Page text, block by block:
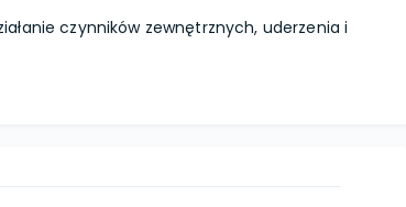
czynników zewnętrznych, uderzenia i